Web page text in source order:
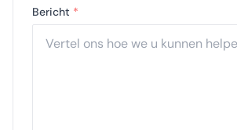
Bericht *